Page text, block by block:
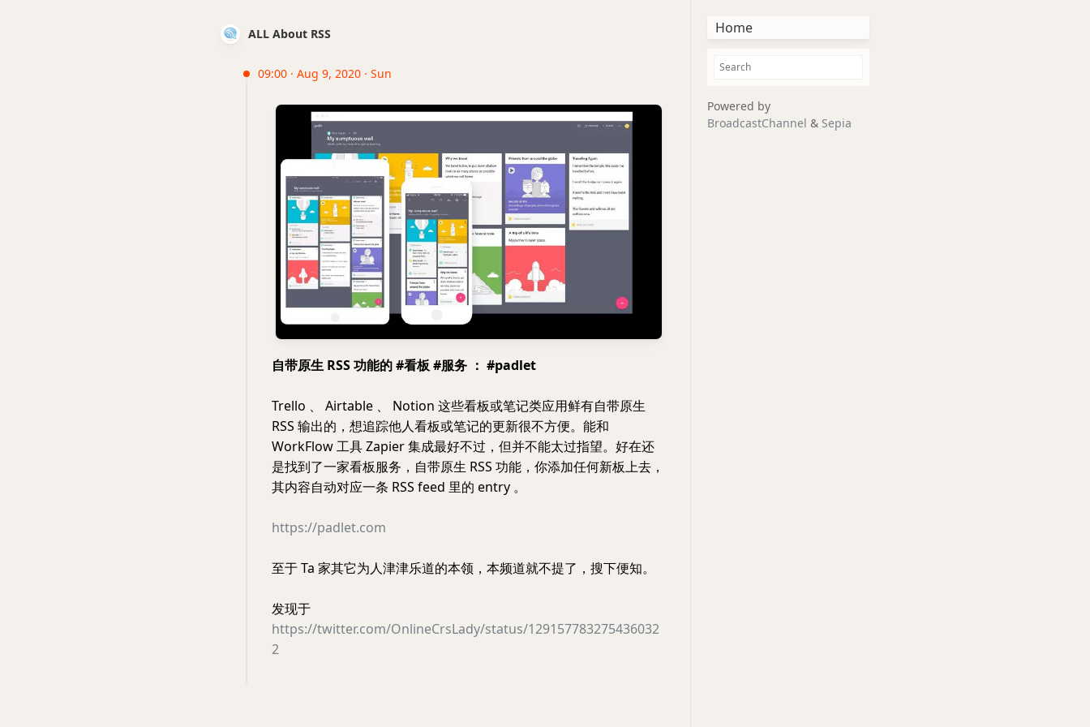
ALL About RSS
09:00 · Aug 9, 2020 · Sun
自带原生 RSS 功能的 #看板 #服务 ： #padlet
Trello 、 Airtable 、 Notion 这些看板或笔记类应用鲜有自带原生
RSS 输出的，想追踪他人看板或笔记的更新很不方便。能和
WorkFlow 工具 Zapier 集成最好不过，但并不能太过指望。好在还
是找到了一家看板服务，自带原生 RSS 功能，你添加任何新板上去，
其内容自动对应一条 RSS feed 里的 entry 。
https://padlet.com
至于 Ta 家其它为人津津乐道的本领，本频道就不提了，搜下便知。
发现于
https://twitter.com/OnlineCrsLady/status/129157783275436032
2
Home
Powered by
BroadcastChannel & Sepia